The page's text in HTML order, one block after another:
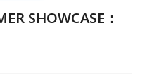
SHOWCASE：